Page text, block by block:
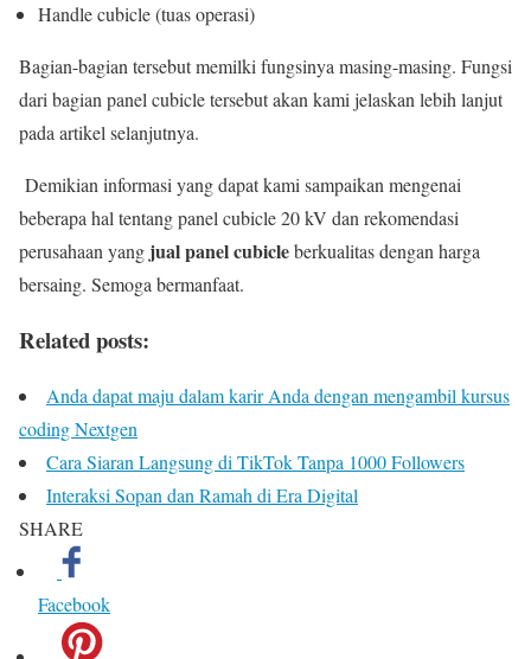
Handle cubicle (tuas operasi)
Bagian-bagian tersebut memilki fungsinya masing-masing. Fungsi
dari bagian panel cubicle tersebut akan kami jelaskan lebih lanjut
pada artikel selanjutnya.
Demikian informasi yang dapat kami sampaikan mengenai
beberapa hal tentang panel cubicle 20 kV dan rekomendasi
perusahaan yang jual panel cubicleberkualitas dengan harga
bersaing. Semoga bermanfaat.
Related posts:
Anda dapat maju dalam karir Anda dengan mengambil kursus
coding Nextgen
Cara Siaran Langsung di TikTok Tanpa 1000 Followers
Interaksi Sopan dan Ramah di Era Digital
SHARE
Facebook